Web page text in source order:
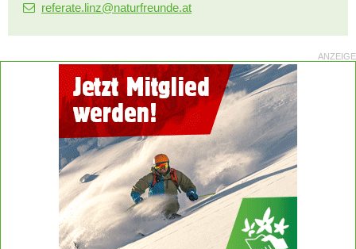
referate.linz@naturfreunde.at
ANZEIGE